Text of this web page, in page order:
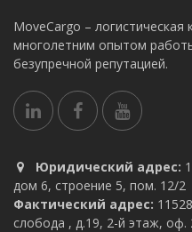
MoveCargo – логистическая
многолетним опытом
безупречной репутацией.
Юридический адрес:
дом 6, строение 5, пом. 12/2
Фактический адрес:
слобода , д.19, 2-й этаж, оф.